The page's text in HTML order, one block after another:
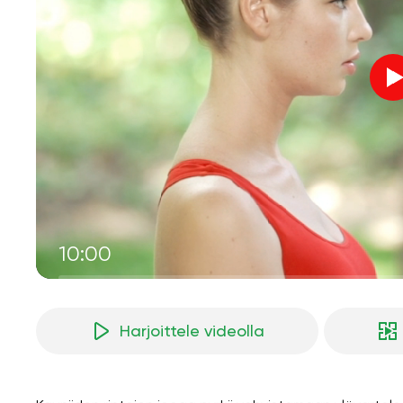
10:00
Harjoittele videolla